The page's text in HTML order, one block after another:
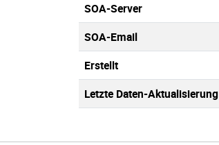
SOA-Server
SOA-Email
Erstellt
Letzte Daten-Aktualisierung